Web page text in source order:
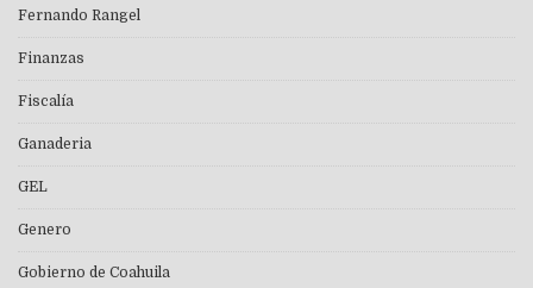
Fernando Rangel
Finanzas
Fiscalía
Ganaderia
GEL
Genero
Gobierno de Coahuila